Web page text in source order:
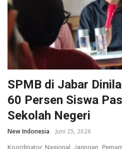
SPMB di Jabar
60 Persen Siswa
Sekolah Negeri
New Indonesia Juni 25, 2026
Koordinator Nasional Jaringan